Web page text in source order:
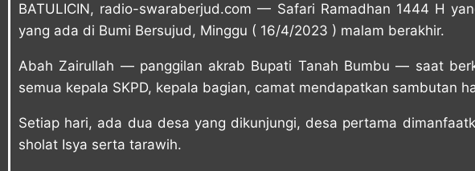
BATULICIN, radio-swaraberjud.com — Safari Ramadhan 1444 H
yang ada di Bumi Bersujud, Minggu ( 16/4/2023 ) malam berakhir.
Abah Zairullah — panggilan akrab Bupati Tanah Bumbu — saat
semua kepala SKPD, kepala bagian, camat mendapatkan sambutan
Setiap hari, ada dua desa yang dikunjungi, desa pertama
sholat Isya serta tarawih.